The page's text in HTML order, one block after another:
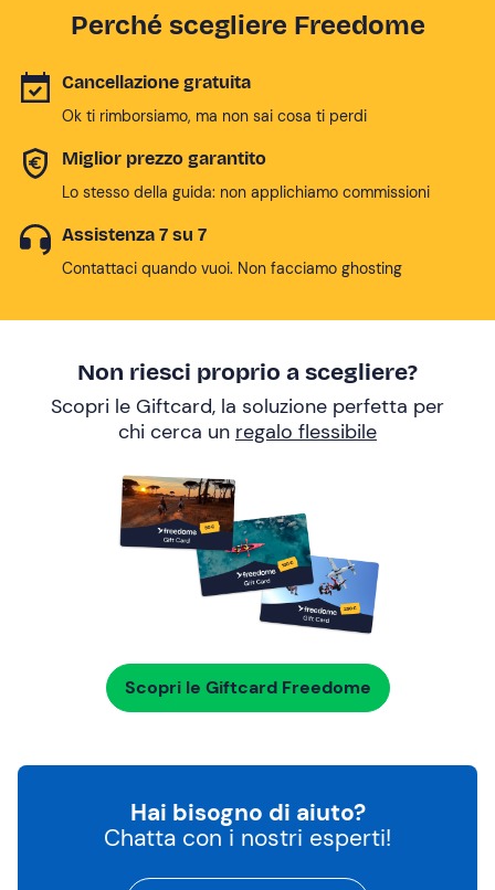
Perché scegliere Freedome
Cancellazione gratuita
Ok ti rimborsiamo, ma non sai cosa ti perdi
Miglior prezzo garantito
Lo stesso della guida: non applichiamo commissioni
Assistenza 7 su 7
Contattaci quando vuoi. Non facciamo ghosting
Non riesci proprio a scegliere?
Scopri le Giftcard, la soluzione perfetta per
chi cerca un regalo flessibile
Scopri le Giftcard Freedome
Hai bisogno di aiuto?
Chatta con i nostri esperti!